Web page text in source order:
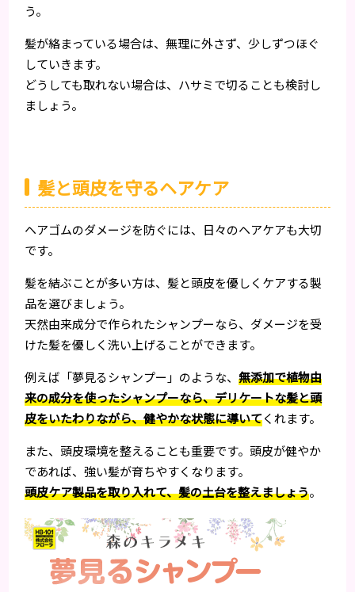
う。
髪が絡まっている場合は、無理に外さず、少しずつほぐ
していきます。
どうしても取れない場合は、ハサミで切ることも検討し
ましょう。
髪と頭皮を守るヘアケア
ヘアゴムのダメージを防ぐには、日々のヘアケアも大切
です。
髪を結ぶことが多い方は、髪と頭皮を優しくケアする製
品を選びましょう。
天然由来成分で作られたシャンプーなら、ダメージを受
けた髪を優しく洗い上げることができます。
例えば「夢見るシャンプー」のような、無添加で植物由
来の成分を使ったシャンプーなら、デリケートな髪と頭
皮をいたわりながら、健やかな状態に導いてくれます。
また、頭皮環境を整えることも重要です。頭皮が健やか
であれば、強い髪が育ちやすくなります。
頭皮ケア製品を取り入れて、髪の土台を整えましょう。